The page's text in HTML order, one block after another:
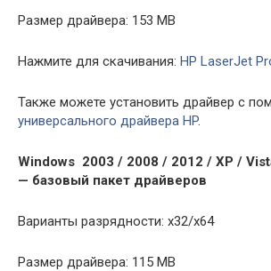
Размер драйвера: 153 MB
Нажмите для скачивания: HP LaserJet
Также можете установить драйвер с
универсального драйвера HP.
Windows 2003 / 2008 / 2012 / XP /
— базовый пакет драйверов
Варианты разрядности: x32/x64
Размер драйвера: 115 MB